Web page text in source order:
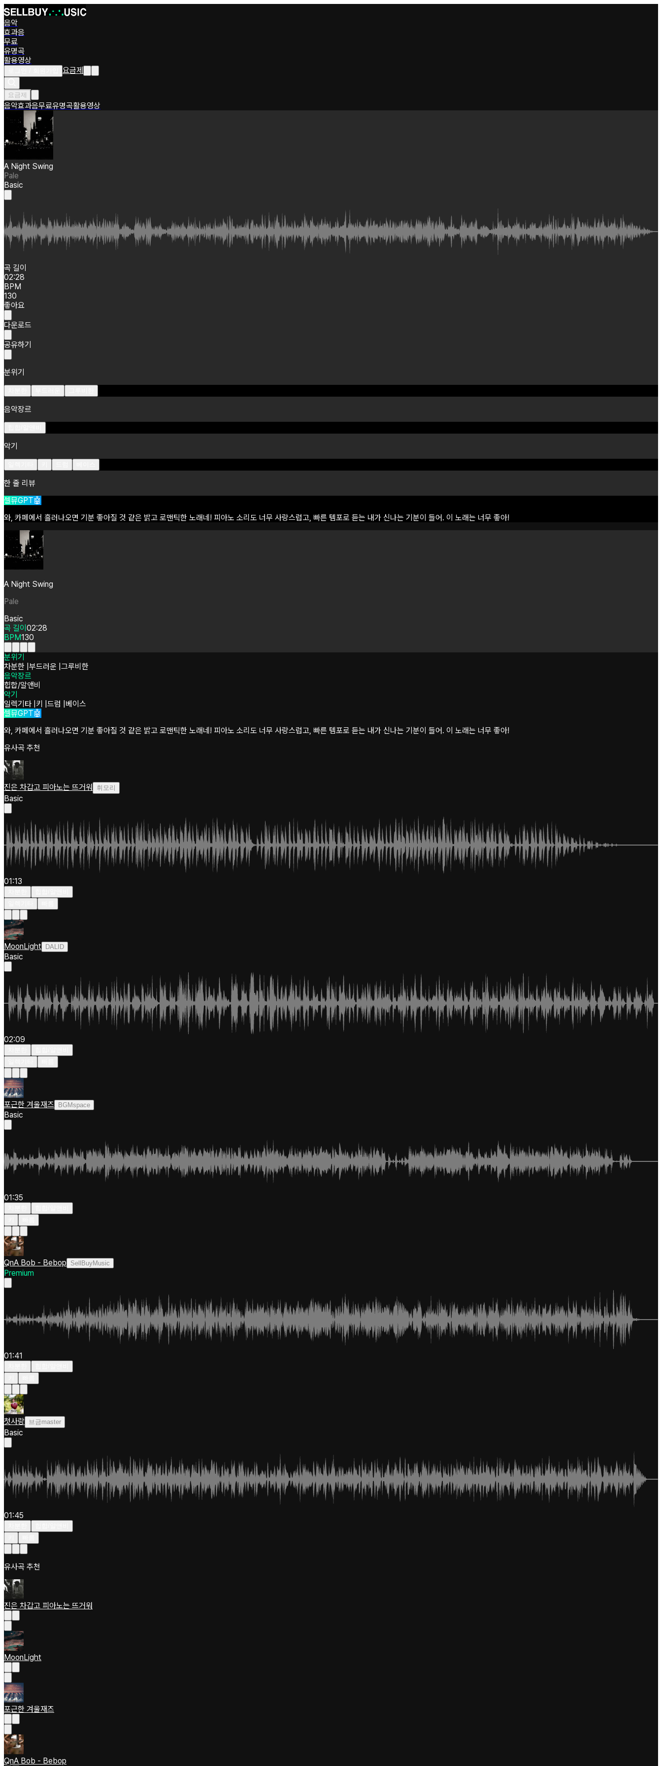
음악
효과음
무료
유명곡
활용영상
요금제
요금제
음악효과음무료유명곡활용영상
A Night Swing
Pale
Basic
곡 길이
02:28
BPM
130
좋아요
다운로드
공유하기
분위기
음악장르
악기
한 줄 리뷰
셀뮤GPT🤖
와, 카페에서 흘러나오면 기분 좋아질 것 같은 밝고 로맨틱한 노래네! 피아노 소리도 너무 사랑스럽고, 빠른 템포로 듣는 내가 신나는 기분이 들어. 이 노래는 너무 좋아!
A Night Swing
Pale
Basic
곡 길이 02:28
BPM130
분위기
차분한 부드러운 그루비한
음악장르
힙합/알앤비
악기
일렉기타 키 드럼
베이스
셀뮤GPT🤖
와, 카페에서 흘러나오면 기분 좋아질 것 같은 밝고 로맨틱한 노래네! 피아노 소리도 너무 사랑스럽고, 빠른 템포로 듣는 내가 신나는 기분이 들어. 이 노래는 너무 좋아!
유사곡 추천
진은 차갑고 피아노는 뜨거워 휘모리
Basic
01:13
MoonLight DALID
Basic
02:09
포근한 겨울재즈 BGMspace
Basic
01:35
QnA Bob - Bebop SellBuyMusic
Premium
01:41
첫사랑 브금master
Basic
01:45
유사곡 추천
진은 차갑고 피아노는 뜨거워
MoonLight
포근한 겨울재즈
QnA Bob - Bebop